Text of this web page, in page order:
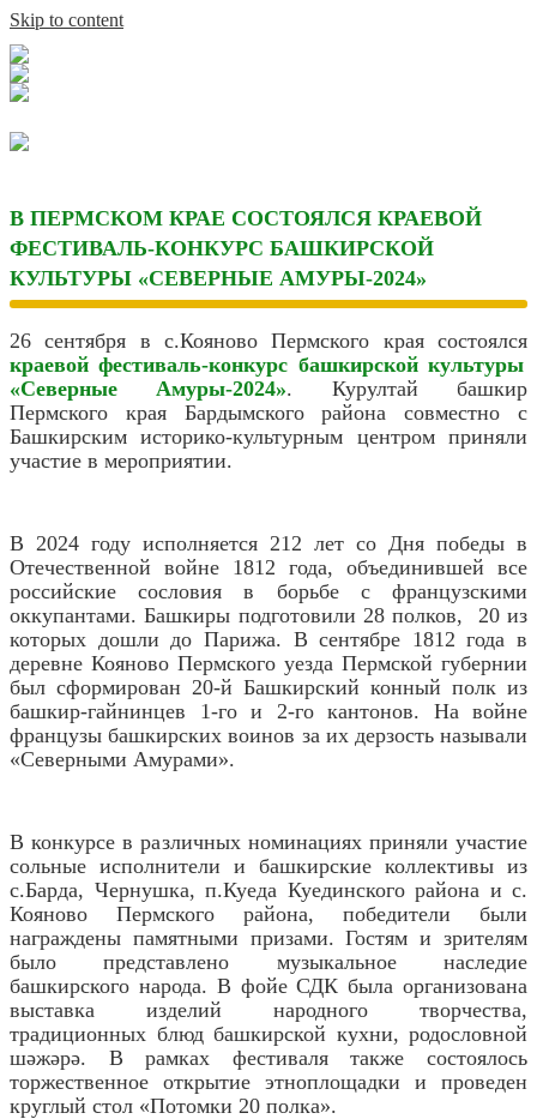
Skip to content
В ПЕРМСКОМ КРАЕ СОСТОЯЛСЯ КРАЕВОЙ
ФЕСТИВАЛЬ-КОНКУРС БАШКИРСКОЙ
КУЛЬТУРЫ «СЕВЕРНЫЕ АМУРЫ-2024»
26 сентября в с.Кояново Пермского края состоялся
краевой фестиваль-конкурс башкирской культуры
«Северные Амуры-2024». Курултай башкир
Пермского края Бардымского района совместно с
Башкирским историко-культурным центром приняли
участие в мероприятии.
В 2024 году исполняется 212 лет со Дня победы в
Отечественной войне 1812 года, объединившей все
российские сословия в борьбе с французскими
оккупантами. Башкиры подготовили 28 полков, 20 из
которых дошли до Парижа. В сентябре 1812 года в
деревне Кояново Пермского уезда Пермской губернии
был сформирован 20-й Башкирский конный полк из
башкир-гайнинцев 1-го и 2-го кантонов. На войне
французы башкирских воинов за их дерзость называли
«Северными Амурами».
В конкурсе в различных номинациях приняли участие
сольные исполнители и башкирские коллективы из
с.Барда, Чернушка, п.Куеда Куединского района и с.
Кояново Пермского района, победители были
награждены памятными призами. Гостям и зрителям
было представлено музыкальное наследие
башкирского народа. В фойе СДК была организована
выставка изделий народного творчества,
традиционных блюд башкирской кухни, родословной
шәжәрә. В рамках фестиваля также состоялось
торжественное открытие этноплощадки и проведен
круглый стол «Потомки 20 полка».